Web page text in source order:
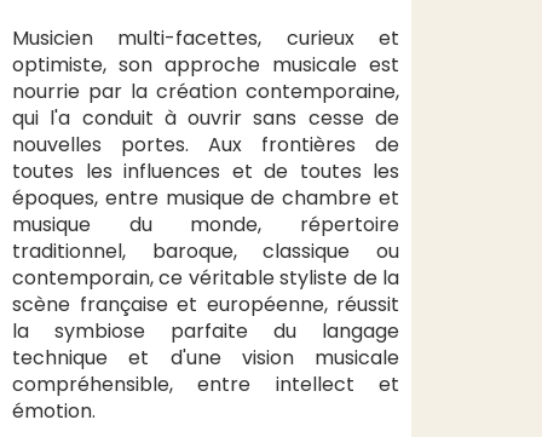
Musicien multi-facettes, curieux et
optimiste, son approche musicale est
nourrie par la création contemporaine,
qui l'a conduit à ouvrir sans cesse de
nouvelles portes. Aux frontières de
toutes les influences et de toutes les
époques, entre musique de chambre et
musique du monde, répertoire
traditionnel, baroque, classique ou
contemporain, ce véritable styliste de la
scène française et européenne, réussit
la symbiose parfaite du langage
technique et d'une vision musicale
compréhensible, entre intellect et
émotion.